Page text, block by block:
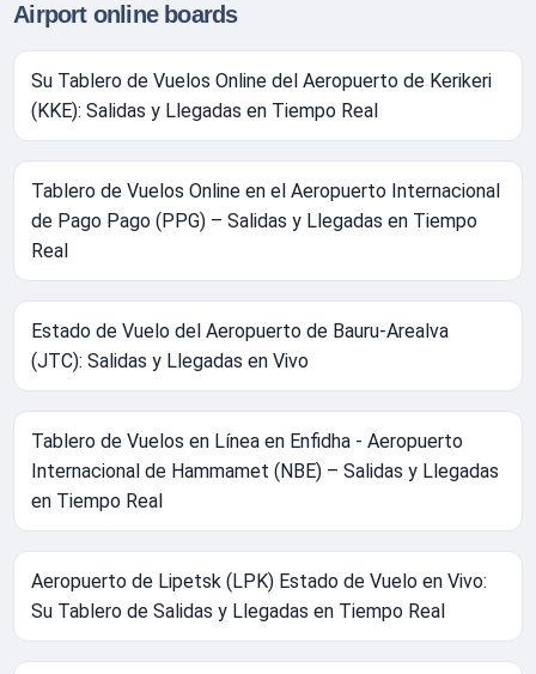
Airport online boards
Su Tablero de Vuelos Online del Aeropuerto de Kerikeri
(KKE): Salidas y Llegadas en Tiempo Real
Tablero de Vuelos Online en el Aeropuerto Internacional
de Pago Pago (PPG) – Salidas y Llegadas en Tiempo
Real
Estado de Vuelo del Aeropuerto de Bauru-Arealva
(JTC): Salidas y Llegadas en Vivo
Tablero de Vuelos en Línea en Enfidha - Aeropuerto
Internacional de Hammamet (NBE) – Salidas y Llegadas
en Tiempo Real
Aeropuerto de Lipetsk (LPK) Estado de Vuelo en Vivo:
Su Tablero de Salidas y Llegadas en Tiempo Real